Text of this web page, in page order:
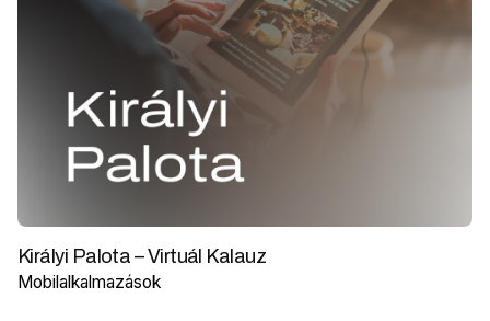
Királyi Palota – Virtuál Kalauz
Mobilalkalmazások